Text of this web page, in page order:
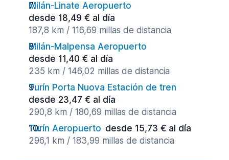
Milán-Linate Aeropuerto
desde 18,49 € al día
187,8 km / 116,69 millas de distancia
Milán-Malpensa Aeropuerto
desde 11,40 € al día
235 km / 146,02 millas de distancia
Turín Porta Nuova Estación de tren
desde 23,47 € al día
290,8 km / 180,69 millas de distancia
Turín Aeropuerto desde 15,73 € al día
296,1 km / 183,99 millas de distancia